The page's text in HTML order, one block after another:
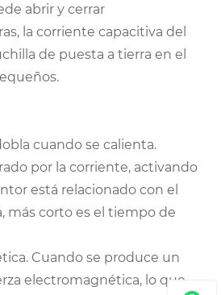
abrir y cerrar
la corriente capacitiva del
de puesta a tierra en el
cuando se calienta.
por la corriente, activando
está relacionado con el
más corto es el tiempo de
Cuando se produce un
electromagnética, lo que